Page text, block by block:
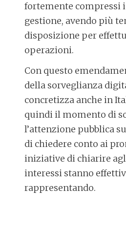
fortemente compressi
gestione, avendo più
disposizione per
operazioni.
Con questo
della sorveglianza
concretizza anche in
quindi il momento di
l’attenzione pubblica
di chiedere conto ai
iniziative di chiarire
interessi stanno
rappresentando.